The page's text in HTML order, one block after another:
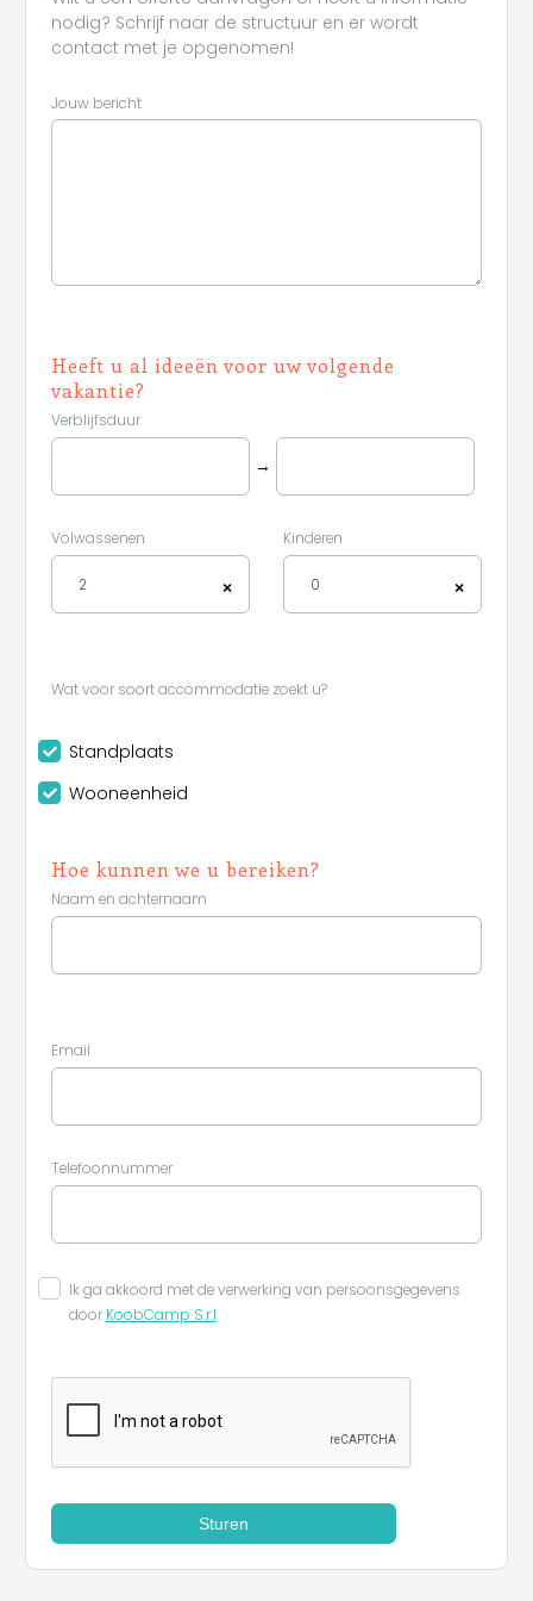
nodig? Schrijf naar de structuur en er wordt
contact met je opgenomen!
Jouw bericht
Heeft u al ideeën voor uw volgende
vakantie?
Verblijfsduur
→
Volwassenen
×
2
Kinderen
×
0
Wat voor soort accommodatie zoekt u?
Standplaats
Wooneenheid
Hoe kunnen we u bereiken?
Naam en achternaam
Email
Telefoonnummer
Ik ga akkoord met de verwerking van persoonsgegevens
door KoobCamp S.r.l
Sturen